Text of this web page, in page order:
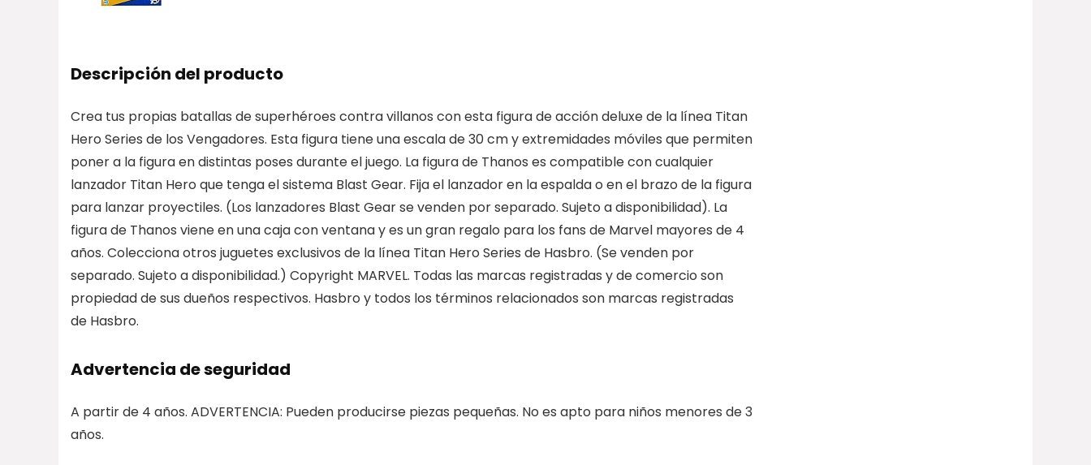
Descripción del producto
Crea tus propias batallas de superhéroes contra villanos con esta figura de acción deluxe de la línea Titan
Hero Series de los Vengadores. Esta figura tiene una escala de 30 cm y extremidades móviles que permiten
poner a la figura en distintas poses durante el juego. La figura de Thanos es compatible con cualquier
lanzador Titan Hero que tenga el sistema Blast Gear. Fija el lanzador en la espalda o en el brazo de la figura
para lanzar proyectiles. (Los lanzadores Blast Gear se venden por separado. Sujeto a disponibilidad). La
figura de Thanos viene en una caja con ventana y es un gran regalo para los fans de Marvel mayores de 4
años. Colecciona otros juguetes exclusivos de la línea Titan Hero Series de Hasbro. (Se venden por
separado. Sujeto a disponibilidad.) Copyright MARVEL. Todas las marcas registradas y de comercio son
propiedad de sus dueños respectivos. Hasbro y todos los términos relacionados son marcas registradas
de Hasbro.
Advertencia de seguridad
A partir de 4 años. ADVERTENCIA: Pueden producirse piezas pequeñas. No es apto para niños menores de 3
años.